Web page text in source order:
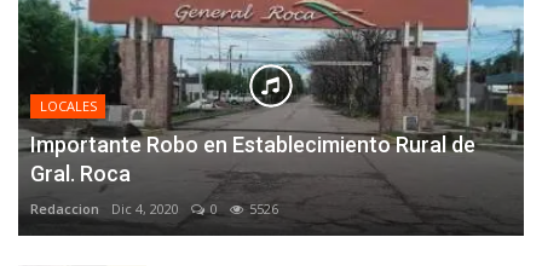
LOCALES
Importante Robo en Establecimiento Rural de
Gral. Roca
Redaccion Dic 4, 2020 0 5526